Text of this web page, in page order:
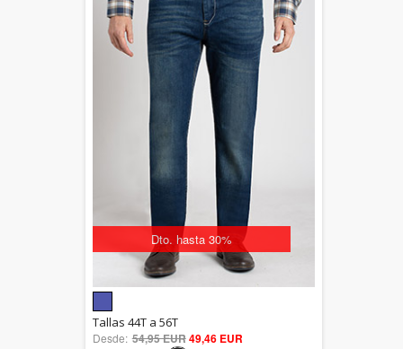
Dto. hasta 30%
5.00
out of 5
Tallas 44T a 56T
Desde: 54,95 EUR49,46 EUR